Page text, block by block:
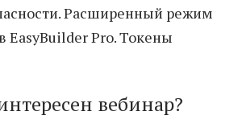
Расширенный режим
EasyBuilder Pro. Токены
вебинар?